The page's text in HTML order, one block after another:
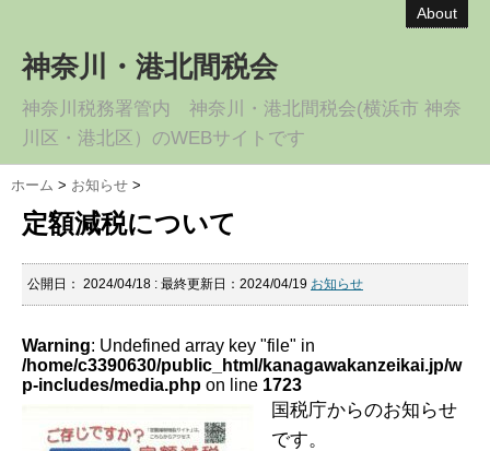
About
神奈川・港北間税会
神奈川税務署管内 神奈川・港北間税会(横浜市 神奈
川区・港北区）のWEBサイトです
ホーム > お知らせ >
定額減税について
公開日： 2024/04/18 : 最終更新日：2024/04/19 お知らせ
Warning: Undefined array key "file" in
/home/c3390630/public_html/kanagawakanzeikai.jp/w
p-includes/media.php on line 1723
国税庁からのお知らせ
です。